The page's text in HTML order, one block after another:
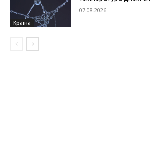
Країна
07.08.2026